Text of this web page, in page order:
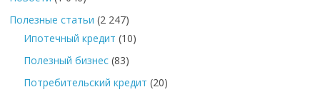
Полезные статьи (2 247)
Ипотечный кредит (10)
Полезный бизнес (83)
Потребительский кредит (20)